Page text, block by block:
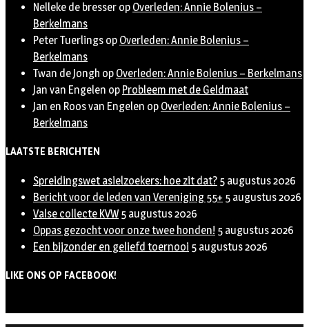
Nelleke de bresser op Overleden: Annie Bolenius –
Berkelmans
Peter Tuerlings op Overleden: Annie Bolenius –
Berkelmans
Twan de Jongh op Overleden: Annie Bolenius – Berkelmans
Jan van Engelen op Probleem met de Geldmaat
Jan en Roos van Engelen op Overleden: Annie Bolenius –
Berkelmans
LAATSTE BERICHTEN
Spreidingswet asielzoekers: hoe zit dat? 5 augustus 2026
Bericht voor de leden van Vereniging 55+ 5 augustus 2026
Valse collecte KVW 5 augustus 2026
Oppas gezocht voor onze twee honden! 5 augustus 2026
Een bijzonder en geliefd toernooi 5 augustus 2026
LIKE ONS OP FACEBOOK!